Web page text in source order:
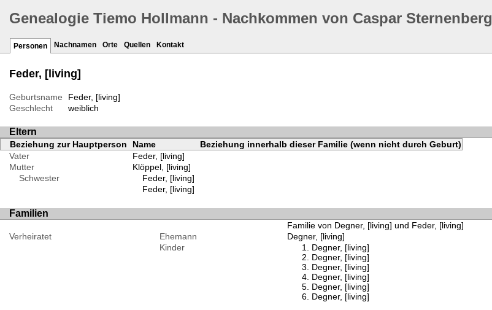
Genealogie Tiemo Hollmann - Nachkommen von Caspar Sternenberg
Personen Nachnamen Orte Quellen Kontakt
Feder, [living]
Geburtsname
Feder, [living]
Geschlecht
weiblich
Eltern
Beziehung zur Hauptperson Name
Beziehung innerhalb dieser Familie (wenn nicht durch Geburt)
Vater
Feder, [living]
Mutter
Klöppel, [living]
Schwester
Feder, [living]
Feder, [living]
Familien
Familie von Degner, [living] und Feder, [living]
Verheiratet
Ehemann
Degner, [living]
Kinder
Degner, [living]
Degner, [living]
Degner, [living]
Degner, [living]
Degner, [living]
Degner, [living]